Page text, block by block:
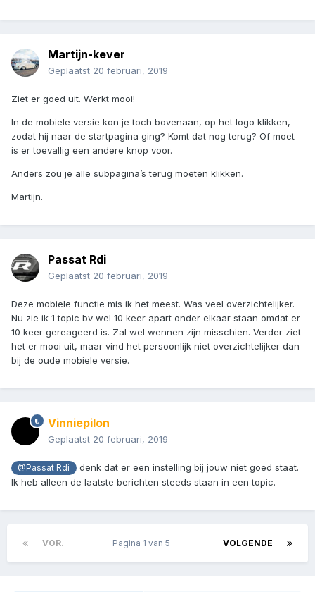
Martijn-kever
Geplaatst 20 februari, 2019
Ziet er goed uit. Werkt mooi!
In de mobiele versie kon je toch bovenaan, op het logo klikken,
zodat hij naar de startpagina ging? Komt dat nog terug? Of moet
is er toevallig een andere knop voor.
Anders zou je alle subpagina’s terug moeten klikken.
Martijn.
Passat Rdi
Geplaatst 20 februari, 2019
Deze mobiele functie mis ik het meest. Was veel overzichtelijker.
Nu zie ik 1 topic bv wel 10 keer apart onder elkaar staan omdat er
10 keer gereageerd is. Zal wel wennen zijn misschien. Verder ziet
het er mooi uit, maar vind het persoonlijk niet overzichtelijker dan
bij de oude mobiele versie.
Vinniepilon
Geplaatst 20 februari, 2019
@Passat Rdi
denk dat er een instelling bij jouw niet goed staat.
Ik heb alleen de laatste berichten steeds staan in een topic.
VOR. VOLGENDE
Pagina 1 van 5